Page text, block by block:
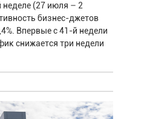
(27 июля – 2
бизнес-джетов
Впервые с 41-й недели
снижается три недели